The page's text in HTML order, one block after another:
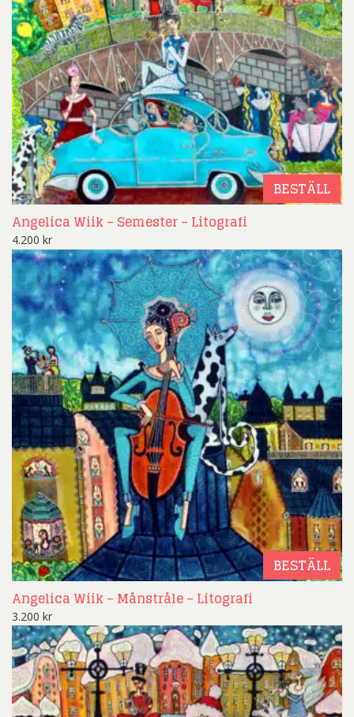
BESTÄLL
Angelica Wiik – Semester – Litografi
4.200 kr
BESTÄLL
Angelica Wiik – Månstråle – Litografi
3.200 kr